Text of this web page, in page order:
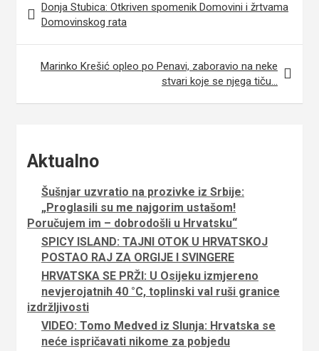
N
g
Donja Stubica: Otkriven spomenik Domovini i žrtvama
Domovinskog rata
Marinko Krešić opleo po Penavi, zaboravio na neke
stvari koje se njega tiču…
Aktualno
Šušnjar uzvratio na prozivke iz Srbije:
„Proglasili su me najgorim ustašom!
Poručujem im – dobrodošli u Hrvatsku“
SPICY ISLAND: TAJNI OTOK U HRVATSKOJ
POSTAO RAJ ZA ORGIJE I SVINGERE
HRVATSKA SE PRŽI: U Osijeku izmjereno
nevjerojatnih 40 °C, toplinski val ruši granice
izdržljivosti
VIDEO: Tomo Medved iz Slunja: Hrvatska se
neće ispričavati nikome za pobjedu